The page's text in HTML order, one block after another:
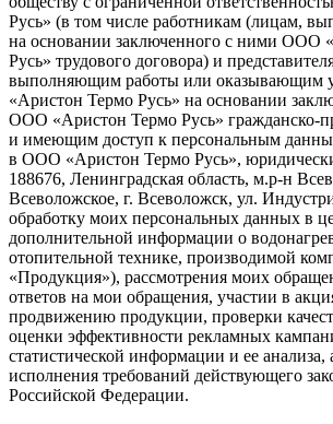
Русь» (в том числе работникам (лицам,
на основании заключенного с ними ООО
Русь» трудового договора) и
выполняющим работы или оказывающим
«Аристон Термо Русь» на основании
ООО «Аристон Термо Русь» гражданско-
и имеющим доступ к персональным
в ООО «Аристон Термо Русь»,
188676, Ленинградская область, м.р-н
Всеволожское, г. Всеволожск, ул.
обработку моих персональных данных в
дополнительной информации о
отопительной технике, производимой
«Продукция»), рассмотрения моих
ответов на мои обращения, участии в
продвижению продукции, проверки
оценки эффективности рекламных
статистической информации и ее анализа,
исполнения требований действующего
Российской Федерации.